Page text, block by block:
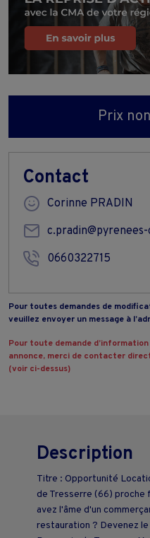
Prix
Contact
Corinne PRADIN
0660322715
Pour toutes demandes de
veuillez envoyer un message à
Pour toute demande
annonce, merci de contacter
(voir ci-dessus)
Description
Titre : Opportunité
de Tresserre (66) proche
avez l'âme d'un
restauration ? Devenez